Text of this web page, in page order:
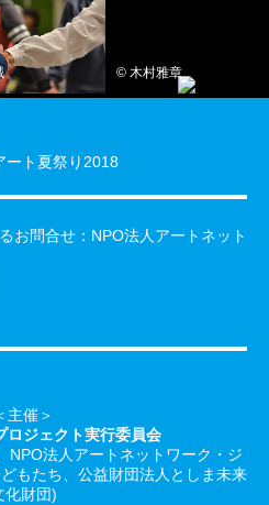
© 木村雅章
お問合せ：NPO法人アートネット
主催＞
ロジェクト実行委員会
NPO法人アートネットワーク・ジ
もたち、公益財団法人としま未来
化財団)